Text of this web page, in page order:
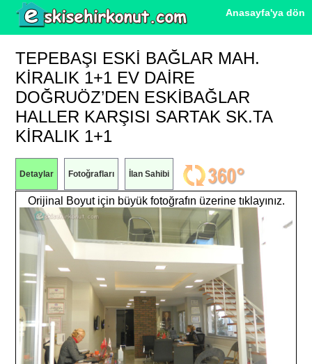
Anasayfa'ya dön
TEPEBAŞI ESKI BAĞLAR MAH.
KIRALIK 1+1 EV DAIRE
DOĞRUÖZ’DEN ESKİBAĞLAR
HALLER KARŞISI SARTAK SK.TA
KİRALIK 1+1
Detaylar Fotoğrafları İlan Sahibi
Orijinal Boyut için büyük fotoğrafın üzerine tıklayınız.